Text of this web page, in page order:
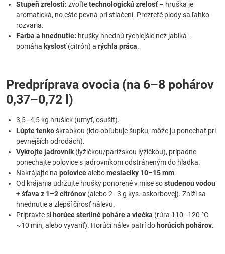
Stupeň zrelosti: zvoľtetechnologickú zrelosť– hruška je
aromatická, no ešte pevná pri stlačení. Prezreté plody sa ľahko
rozvaria.
Farba a hnednutie: hrušky hnednú rýchlejšie než jablká –
pomáha kyslosť(citrón) a rýchla práca.
Predpríprava ovocia (na 6–8 pohárov
0,37–0,72 l)
3,5–4,5 kg hrušiek (umyť, osušiť).
Lúpte tenkoškrabkou (kto obľubuje šupku, môže ju ponechať pri
pevnejších odrodách).
Vykrojte jadrovník (lyžičkou/parížskou lyžičkou), prípadne
ponechajte polovice s jadrovníkom odstráneným do hladka.
Nakrájajte na polovicealebomesiaciky 10–15 mm.
Od krájania udržujte hrušky ponorené v mise sostudenou vodou
+ šťava z 1–2 citrónov (alebo 2–3 g kys. askorbovej). Zníži sa
hnednutie a zlepší čírosť nálevu.
Pripravte si horúce sterilné poháre a viečka (rúra 110–120 °C
~10 min, alebo vyvariť). Horúci nálev patrí do horúcich pohárov.